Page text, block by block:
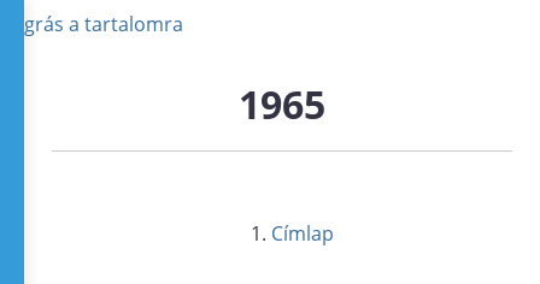
Ugrás a tartalomra
1965
Címlap